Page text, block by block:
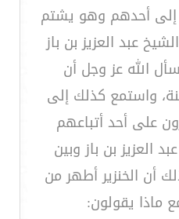
أحدهم وهو يشتم
عبد العزيز بن باز
الله عز وجل أن
واستمع كذلك إلى
على أحد أتباعهم
العزيز بن باز وبين
أن الخنزير أطهر من
ماذا يقولون: